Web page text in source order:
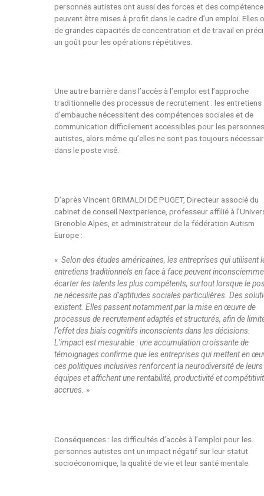
personnes autistes ont aussi des forces et des
peuvent être mises à profit dans le cadre d’un emploi. Elles
de grandes capacités de concentration et de travail en
un goût pour les opérations répétitives.
Une autre barrière dans l’accès à l’emploi est l’approche
traditionnelle des processus de recrutement : les entretiens
d’embauche nécessitent des compétences sociales et de
communication difficilement accessibles pour les
autistes, alors même qu’elles ne sont pas toujours
dans le poste visé.
D’après Vincent GRIMALDI DE PUGET, Directeur associé du
cabinet de conseil Nextperience, professeur affilié à
Grenoble Alpes, et administrateur de la fédération Autism
Europe :
«Selon des études américaines, les entreprises qui utilisent
entretiens traditionnels en face à face peuvent
écarter les talents les plus compétents, surtout lorsque le
ne nécessite pas d’aptitudes sociales particulières. Des
existent. Elles passent notamment par la mise en œuvre de
processus de recrutement adaptés et structurés, afin de
l’effet des biais cognitifs inconscients dans les décisions.
L’impact est mesurable : une accumulation croissante de
témoignages confirme que les entreprises qui mettent en
ces politiques inclusives renforcent la neurodiversité de leurs
équipes et affichent une rentabilité, productivité et
accrues. »
Conséquences : les difficultés d’accès à l’emploi pour les
personnes autistes ont un impact négatif sur leur statut
socioéconomique, la qualité de vie et leur santé mentale.